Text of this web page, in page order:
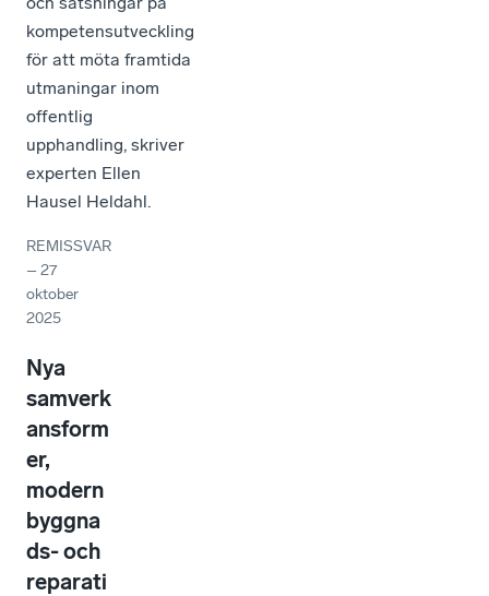
kompetensutveckling
för att möta framtida
utmaningar inom
offentlig
upphandling, skriver
experten Ellen
Hausel Heldahl.
REMISSVAR
–27
oktober
2025
Nya
samverk
ansform
er,
modern
byggna
ds- och
reparati